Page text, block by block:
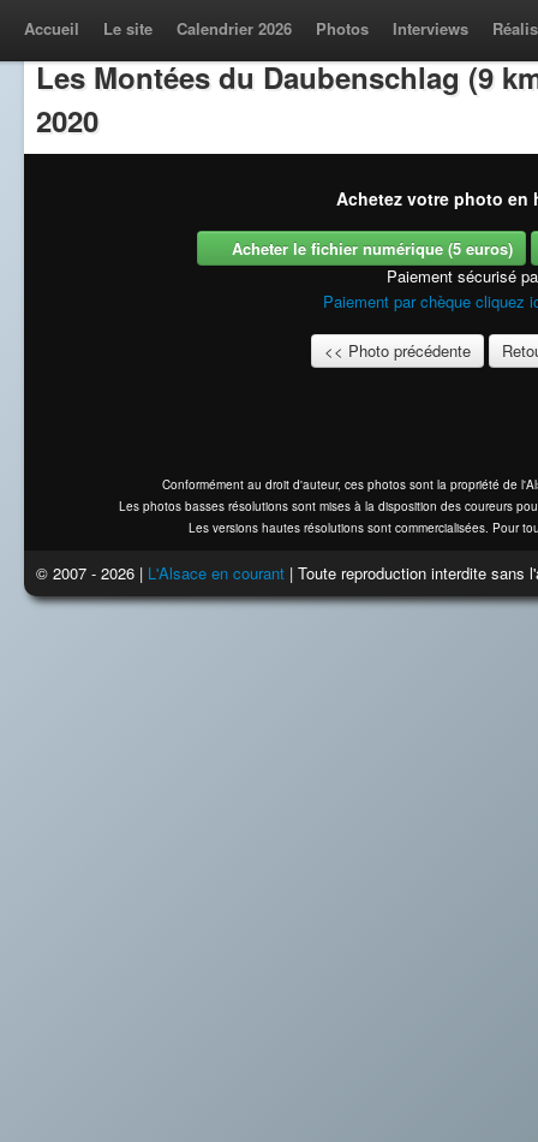
Accueil Le site Calendrier 2026 Photos Interviews
Les Montées du Daubenschlag (9
2020
Achetez votre photo en
Acheter le fichier numérique (5 euros)
Paiement sécurisé
Paiement par chèque cliquez
<< Photo précédente
Conformément au droit d'auteur, ces photos sont la propriété de
Les photos basses résolutions sont mises à la disposition des coureurs
Les versions hautes résolutions sont commercialisées. Pour
© 2007 - 2026 | L'Alsace en courant | Toute reproduction interdite sans